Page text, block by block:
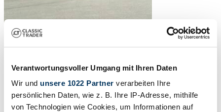
Verantwortungsvoller Umgang mit Ihren Daten
Wir und unsere 1022 Partner verarbeiten Ihre
persönlichen Daten, wie z. B. Ihre IP-Adresse, mithilfe
von Technologien wie Cookies, um Informationen auf